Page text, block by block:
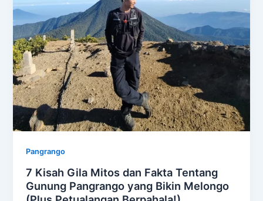
Pangrango
7 Kisah Gila Mitos dan Fakta Tentang
Gunung Pangrango yang Bikin Melongo